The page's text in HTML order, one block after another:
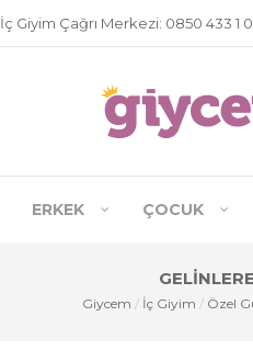
İç Giyim Çağrı Merkezi: 0850 433 1
ERKEK ÇOCUK
Giycem / İç Giyim / Özel